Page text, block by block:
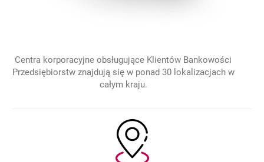
Centra korporacyjne obsługujące Klientów Bankowości
Przedsiębiorstw znajdują się w ponad 30 lokalizacjach w
całym kraju.